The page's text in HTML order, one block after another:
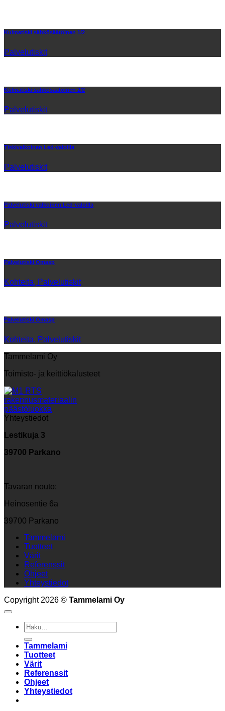
Kulmatiski sähkösäätöinen 1/2
Palvelutiskit
Kulmatiski sähkösäätöinen 2/2
Palvelutiskit
Tiskivalkoinen Led-valoilla
Palvelutiskit
Palvelutiski valkoinen Led-valoilla
Palvelutiskit
Palvelutiski Omasp
Kohteita, Palvelutiskit
Palvelutiski Omasp
Kohteita, Palvelutiskit
Tammelami Oy
Toimisto- ja keittiökalusteet
Yhteystiedot
Lestikuja 3
39700 Parkano
Tavaran nouto:
Heinosentie 6a
39700 Parkano
Tammelami
Tuotteet
Värit
Referenssit
Ohjeet
Yhteystiedot
Copyright 2026 © Tammelami Oy
Etsi:
Tammelami
Tuotteet
Värit
Referenssit
Ohjeet
Yhteystiedot